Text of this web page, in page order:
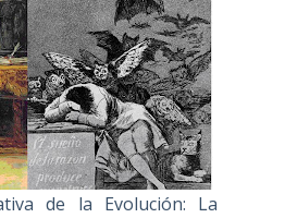
de la Evolución: La